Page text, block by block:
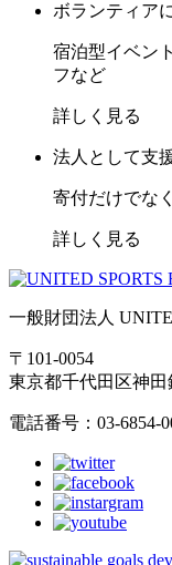
ボランティア
宿泊型イベン
フなど
詳しく見る
法人として支
寄付だけでな
詳しく見る
一般財団法人
〒101-0054
東京都千代田区神田
電話番号：03-6854-